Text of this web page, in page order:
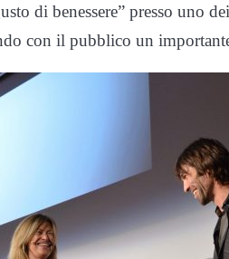
di benessere” presso uno
con il pubblico un